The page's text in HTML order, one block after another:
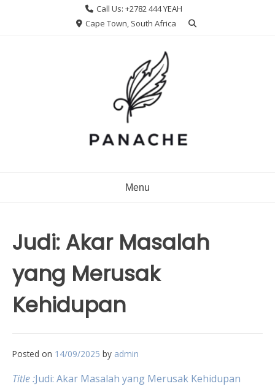
Call Us: +2782 444 YEAH
Cape Town, South Africa
Menu
Judi: Akar Masalah
yang Merusak
Kehidupan
Posted on 14/09/2025 by admin
Title :Judi: Akar Masalah yang Merusak Kehidupan